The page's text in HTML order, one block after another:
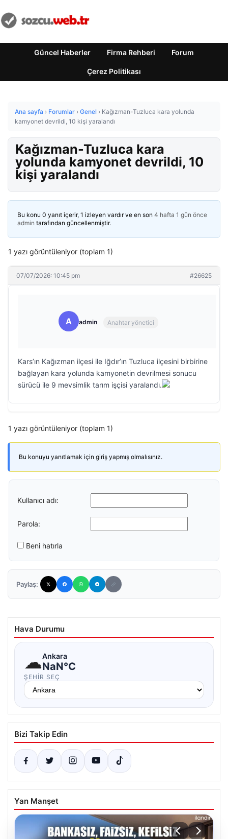
Güncel Haberler Firma Rehberi Forum
Çerez Politikası
Ana sayfa › Forumlar › Genel › Kağızman-Tuzluca kara yolunda
kamyonet devrildi, 10 kişi yaralandı
Kağızman-Tuzluca kara
yolunda kamyonet devrildi, 10
kişi yaralandı
Bu konu 0 yanıt içerir, 1 izleyen vardır ve en son 4 hafta 1 gün önce
admin tarafından güncellenmiştir.
1 yazı görüntüleniyor (toplam 1)
07/07/2026: 10:45 pm #26625
A admin Anahtar yönetici
Kars’ın Kağızman ilçesi ile Iğdır’ın Tuzluca ilçesini birbirine
bağlayan kara yolunda kamyonetin devrilmesi sonucu
sürücü ile 9 mevsimlik tarım işçisi yaralandı.
1 yazı görüntüleniyor (toplam 1)
Bu konuyu yanıtlamak için giriş yapmış olmalısınız.
Kullanıcı adı:
Parola:
Beni hatırla
Paylaş:
Hava Durumu
☁Ankara
NaN°C
ŞEHIR SEÇ
Bizi Takip Edin
Yan Manşet